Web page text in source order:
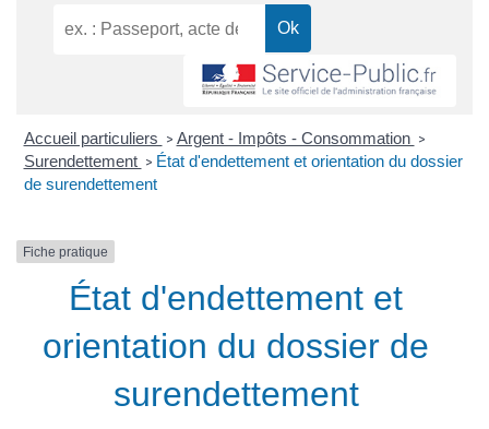
Accueil particuliers > Argent - Impôts - Consommation >
Surendettement > État d'endettement et orientation du dossier
de surendettement
Fiche pratique
État d'endettement et
orientation du dossier de
surendettement